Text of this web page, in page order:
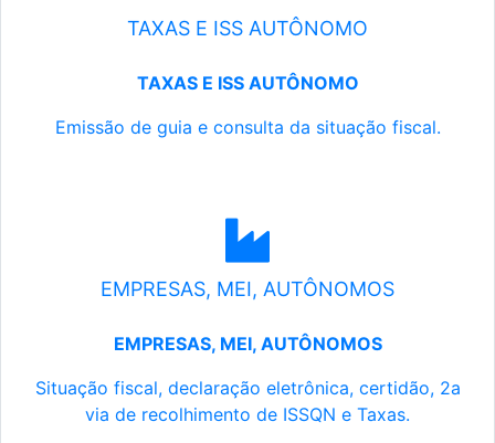
TAXAS E ISS AUTÔNOMO
TAXAS E ISS AUTÔNOMO
Emissão de guia e consulta da situação fiscal.
EMPRESAS, MEI, AUTÔNOMOS
EMPRESAS, MEI, AUTÔNOMOS
Situação fiscal, declaração eletrônica, certidão, 2a
via de recolhimento de ISSQN e Taxas.